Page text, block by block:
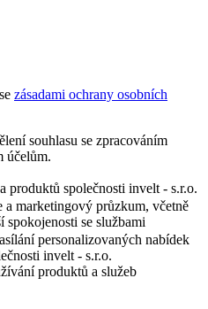
zásadami ochrany osobních
souhlasu se zpracováním
účelům.
produktů společnosti invelt - s.r.o.
a marketingový průzkum, včetně
spokojenosti se službami
personalizovaných nabídek
invelt - s.r.o.
produktů a služeb